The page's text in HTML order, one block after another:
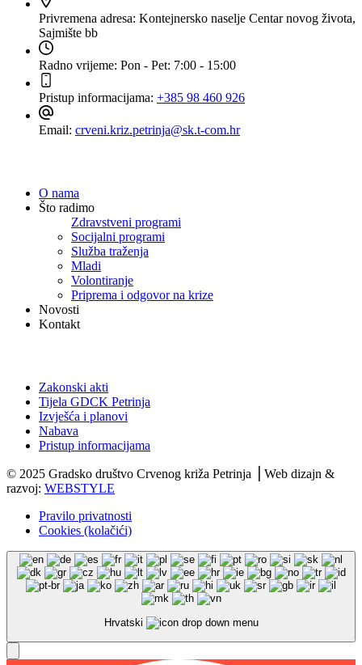
Privremena adresa: Kontejnersko naselje Centar novog života,
Sajmište bb
Radno vrijeme: Pon - Pet: 7:00 - 15:00
Pristup informacijama: +385 98 460 926
Email: crveni.kriz.petrinja@sk.t-com.hr
O nama
Što radimo
Zdravstveni programi
Socijalni programi
Služba traženja
Mladi
Volontiranje
Priprema i odgovor na krize
Novosti
Kontakt
Zakonski akti
Tijela GDCK Petrinja
Izvješća i planovi
Nabava
Pristup informacijama
© 2025 Gradsko društvo Crvenog križa Petrinja ⎟ Web dizajn &
razvoj: WEBSTYLE
Pravilo privatnosti
Cookies (kolačići)
Hrvatski